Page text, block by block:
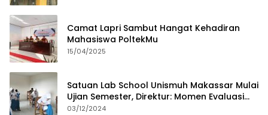
Camat Lapri Sambut Hangat Kehadiran
Mahasiswa PoltekMu
15/04/2025
Satuan Lab School Unismuh Makassar Mulai
Ujian Semester, Direktur: Momen Evaluasi
Proses Pembelajaran
03/12/2024